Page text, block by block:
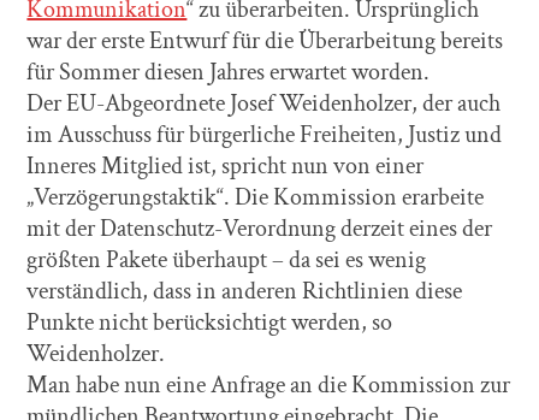
Kommunikation“ zu überarbeiten. Ursprünglich
war der erste Entwurf für die Überarbeitung bereits
für Sommer diesen Jahres erwartet worden.
Der EU-Abgeordnete Josef Weidenholzer, der auch
im Ausschuss für bürgerliche Freiheiten, Justiz und
Inneres Mitglied ist, spricht nun von einer
„Verzögerungstaktik“. Die Kommission erarbeite
mit der Datenschutz-Verordnung derzeit eines der
größten Pakete überhaupt – da sei es wenig
verständlich, dass in anderen Richtlinien diese
Punkte nicht berücksichtigt werden, so
Weidenholzer.
Man habe nun eine Anfrage an die Kommission zur